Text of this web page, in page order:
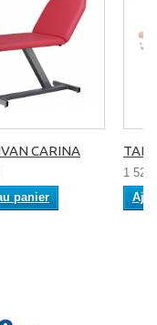
CARINA
panier
1